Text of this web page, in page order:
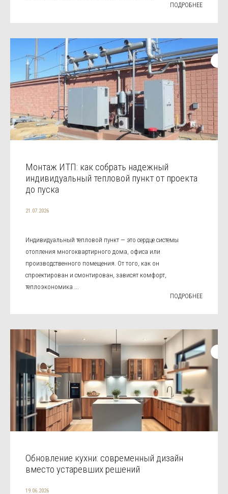
ПОДРОБНЕЕ
Монтаж ИТП: как собрать надежный
индивидуальный тепловой пункт от проекта
до пуска
21.07.2026
Индивидуальный тепловой пункт — это сердце системы
отопления многоквартирного дома, офиса или
производственного помещения. От того, как он
спроектирован и смонтирован, зависят комфорт,
теплоэкономика ...
ПОДРОБНЕЕ
Обновление кухни: современный дизайн
вместо устаревших решений
19.06.2026